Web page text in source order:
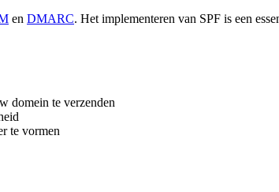
en DMARC. Het implementeren van SPF is een
domein te verzenden
te vormen